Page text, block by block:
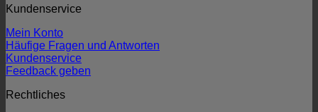
Kundenservice
Mein Konto
Häufige Fragen und Antworten
Kundenservice
Feedback geben
Rechtliches